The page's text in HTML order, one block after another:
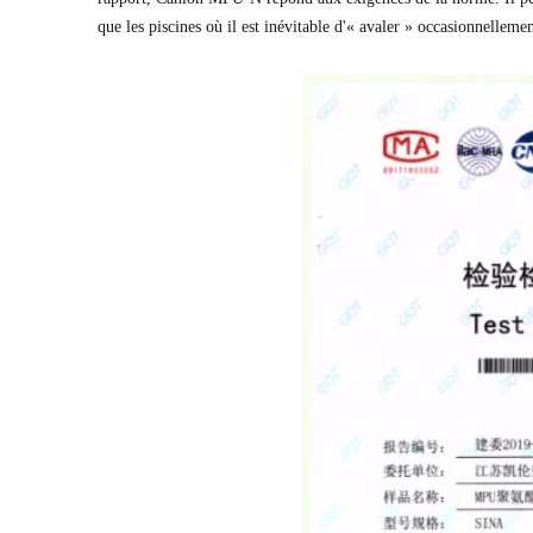
que les piscines où il est inévitable d'« avaler »